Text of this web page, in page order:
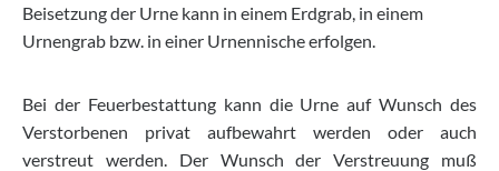
Beisetzung der Urne kann in einem Erdgrab, in einem
Urnengrab bzw. in einer Urnennische erfolgen.
Bei der Feuerbestattung kann die Urne auf Wunsch des
Verstorbenen privat aufbewahrt werden oder auch
verstreut werden. Der Wunsch der Verstreuung muß